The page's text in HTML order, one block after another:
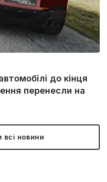
до кінця
перенесли на
всі новини